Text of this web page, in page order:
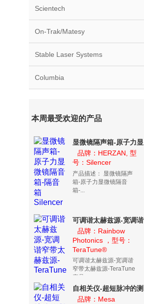
Scientech
On-Trak/Matesy
Stable Laser Systems
Columbia
本周最受欢迎的产品
显微镜隔声箱-原子力显
微镜隔音箱-隔音箱
Silencer
品牌：HERZAN, 型
号：Silencer
产品描述： 显微镜隔声
箱-原子力显微镜隔音
箱-...
可调谐太赫兹源-宽调谐
窄带太赫兹源-
TeraTune
品牌：Rainbow
Photonics ，型号：
TeraTune®
可调谐太赫兹源-宽调谐
窄带太赫兹源-TeraTune
产品...
自相关仪-超短脉冲的测
量工具-超短脉宽测量系
品牌：Mesa